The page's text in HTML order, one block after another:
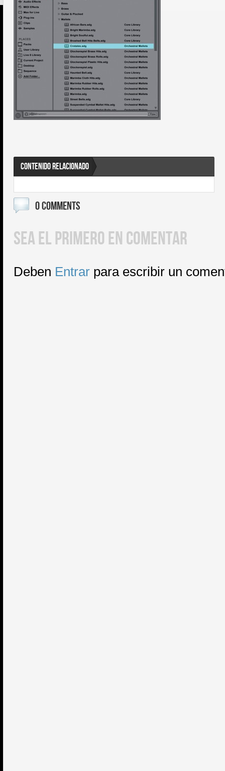
CONTENIDO RELACIONADO
0 COMMENTS
SEA EL PRIMERO EN COMENTAR
Deben Entrar para escribir un